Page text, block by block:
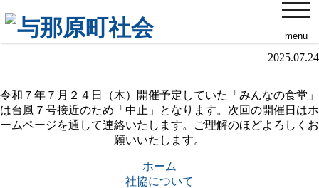
menu
＊みんなの食堂中止のお知らせ＊
2025.07.24
令和７年７月２４日（木）開催予定していた「みんなの食堂」
は台風７号接近のため「中止」となります。次回の開催日はホ
ームページを通して連絡いたします。ご理解のほどよろしくお
願いいたします。
ホーム
社協について